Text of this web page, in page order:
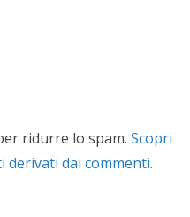
ridurre lo spam. Scopri
derivati dai commenti.